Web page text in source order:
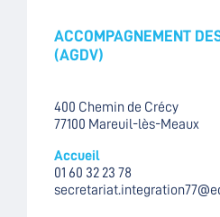
ACCOMPAGNEMENT
(AGDV)
400 Chemin de Crécy
77100 Mareuil-lès-Meaux
Accueil
01 60 32 23 78